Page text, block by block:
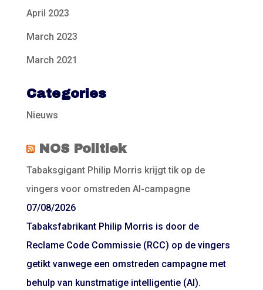
April 2023
March 2023
March 2021
Categories
Nieuws
NOS Politiek
Tabaksgigant Philip Morris krijgt tik op de
vingers voor omstreden AI-campagne
07/08/2026
Tabaksfabrikant Philip Morris is door de
Reclame Code Commissie (RCC) op de vingers
getikt vanwege een omstreden campagne met
behulp van kunstmatige intelligentie (AI).